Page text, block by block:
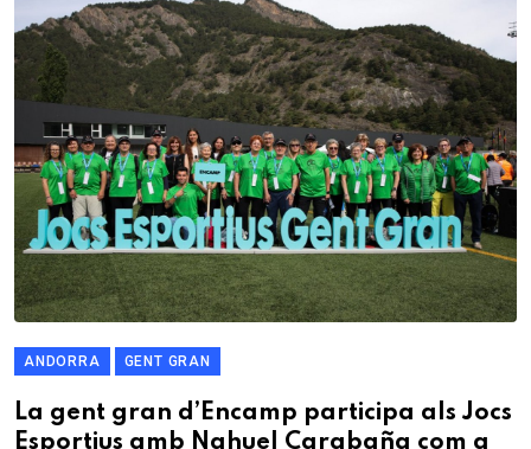
ANDORRA GENT GRAN
La gent gran d’Encamp participa als Jocs
Esportius amb Nahuel Carabaña com a